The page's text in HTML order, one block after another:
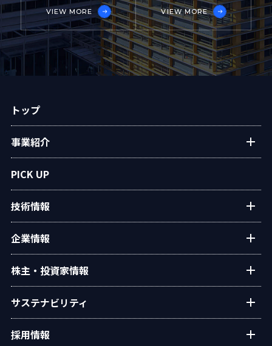
VIEW MORE VIEW MORE
トップ
事業紹介
アフターサービス
民生熱エネルギー
設備・システム
PICK UP
技術情報
タクマの技術紹介
タクマ技報
学会発表
企業情報
ご挨拶
経営理念
会社概要
沿革
役員一覧
株主・投資家情報
個人投資家の皆様へ
経営方針・戦略
業績・財務
サステナビリティ
トップコミットメント
採用情報